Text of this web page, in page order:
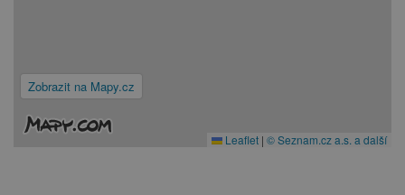
Zobrazit na Mapy.cz
Leaflet | © Seznam.cz a.s. a další